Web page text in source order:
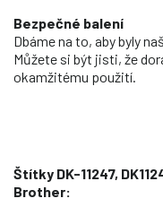
Bezpečné balení
Dbáme na to, aby byly
Můžete si být jisti, že
okamžitému použití.
Štítky DK-11247,
Brother: